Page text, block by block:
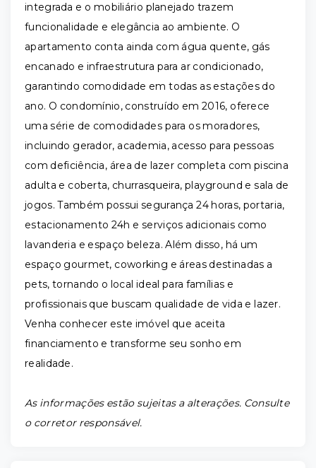
integrada e o mobiliário planejado trazem
funcionalidade e elegância ao ambiente. O
apartamento conta ainda com água quente, gás
encanado e infraestrutura para ar condicionado,
garantindo comodidade em todas as estações do
ano. O condomínio, construído em 2016, oferece
uma série de comodidades para os moradores,
incluindo gerador, academia, acesso para pessoas
com deficiência, área de lazer completa com piscina
adulta e coberta, churrasqueira, playground e sala de
jogos. Também possui segurança 24 horas, portaria,
estacionamento 24h e serviços adicionais como
lavanderia e espaço beleza. Além disso, há um
espaço gourmet, coworking e áreas destinadas a
pets, tornando o local ideal para famílias e
profissionais que buscam qualidade de vida e lazer.
Venha conhecer este imóvel que aceita
financiamento e transforme seu sonho em
realidade.
As informações estão sujeitas a alterações. Consulte
o corretor responsável.